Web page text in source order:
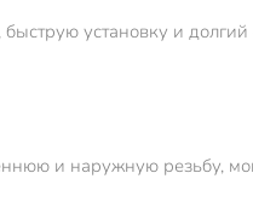
установку и долгий
и наружную резьбу,